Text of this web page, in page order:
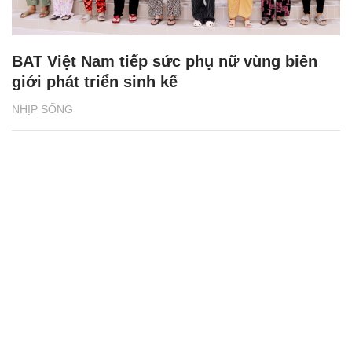
NHỊP SỐNG
BAT Việt Nam tiếp sức phụ nữ vùng biên
giới phát triển sinh kế